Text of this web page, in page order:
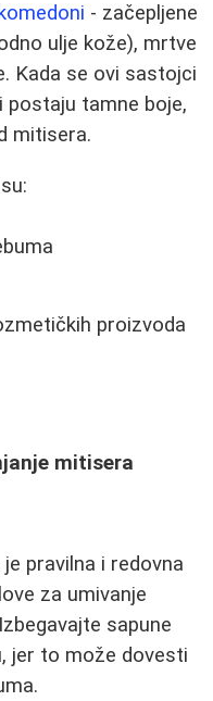
- začepljene
ulje kože), mrtve
Kada se ovi sastojci
postaju tamne boje,
mitisera.
proizvoda
mitisera
pravilna i redovna
za umivanje
sapune
jer to može dovesti